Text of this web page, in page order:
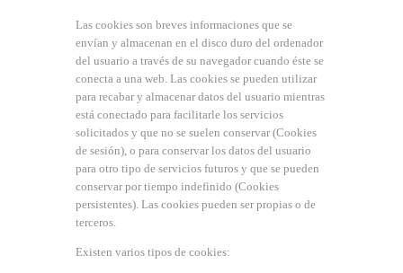
Las cookies son breves informaciones que se
envían y almacenan en el disco duro del ordenador
del usuario a través de su navegador cuando éste se
conecta a una web. Las cookies se pueden utilizar
para recabar y almacenar datos del usuario mientras
está conectado para facilitarle los servicios
solicitados y que no se suelen conservar (Cookies
de sesión), o para conservar los datos del usuario
para otro tipo de servicios futuros y que se pueden
conservar por tiempo indefinido (Cookies
persistentes). Las cookies pueden ser propias o de
terceros.
Existen varios tipos de cookies: